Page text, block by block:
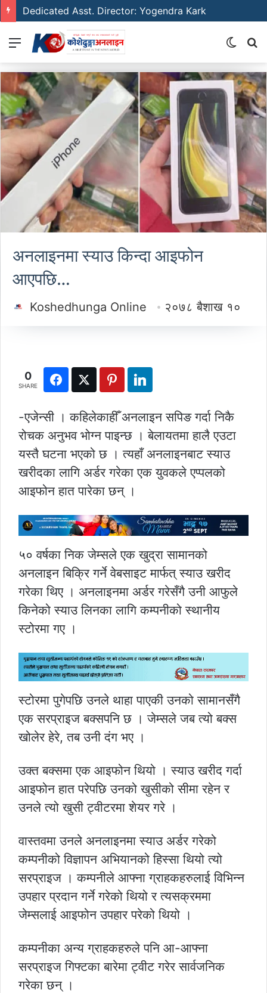
Dedicated Asst. Director: Yogendra Kark
Menu
Switch
अनलाइनमा स्याउ किन्दा आइफोन
आएपछि…
Koshedhunga Online २०७८ बैशाख १०
0
SHARE
-एजेन्सी । कहिलेकाहीँ अनलाइन सपिङ गर्दा निकै
रोचक अनुभव भोग्न पाइन्छ । बेलायतमा हालै एउटा
यस्तै घटना भएको छ । त्यहाँ अनलाइनबाट स्याउ
खरीदका लागि अर्डर गरेका एक युवकले एप्पलको
आइफोन हात पारेका छन् ।
५० वर्षका निक जेम्सले एक खुद्रा सामानको
अनलाइन बिक्रि गर्ने वेबसाइट मार्फत् स्याउ खरीद
गरेका थिए । अनलाइनमा अर्डर गरेसँगै उनी आफुले
किनेको स्याउ लिनका लागि कम्पनीको स्थानीय
स्टोरमा गए ।
स्टोरमा पुगेपछि उनले थाहा पाएकी उनको सामानसँगै
एक सरप्राइज बक्सपनि छ । जेम्सले जब त्यो बक्स
खोलेर हेरे, तब उनी दंग भए ।
उक्त बक्समा एक आइफोन थियो । स्याउ खरीद गर्दा
आइफोन हात परेपछि उनको खुसीको सीमा रहेन र
उनले त्यो खुसी ट्वीटरमा शेयर गरे ।
वास्तवमा उनले अनलाइनमा स्याउ अर्डर गरेको
कम्पनीको विज्ञापन अभियानको हिस्सा थियो त्यो
सरप्राइज । कम्पनीले आफ्ना ग्राहकहरुलाई विभिन्न
उपहार प्रदान गर्ने गरेको थियो र त्यसक्रममा
जेम्सलाई आइफोन उपहार परेको थियो ।
कम्पनीका अन्य ग्राहकहरुले पनि आ-आफ्ना
सरप्राइज गिफ्टका बारेमा ट्वीट गरेर सार्वजनिक
गरेका छन् ।